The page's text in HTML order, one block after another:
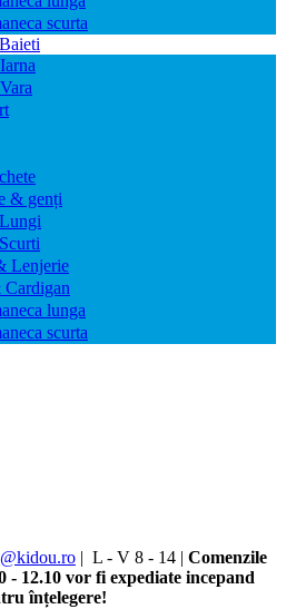
scurta
& genți
Lenjerie
lunga
scurta
| L - V 8 - 14 | Comenzile
- 12.10 vor fi expediate incepand
înțelegere!